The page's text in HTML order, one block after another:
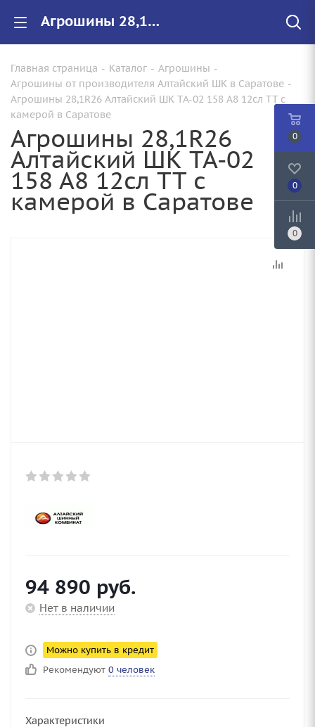
Агрошины 28,1R26 Алтайский ШК TA-02 158 A8 12сл TT с камерой купить в Саратове по цене от 94 890 руб. с доставкой. Арт.:
Главная страница - Каталог - Агрошины -
Агрошины от производителя Алтайский ШК в Саратове -
Агрошины 28,1R26 Алтайский ШК TA-02 158 A8 12сл TT с
камерой в Саратове
Агрошины 28,1R26
Алтайский ШК TA-02
158 A8 12сл TT с
камерой в Саратове
94 890 руб.
Нет в наличии
Можно купить в кредит
Рекомендуют 0 человек
Характеристики
0
0
0